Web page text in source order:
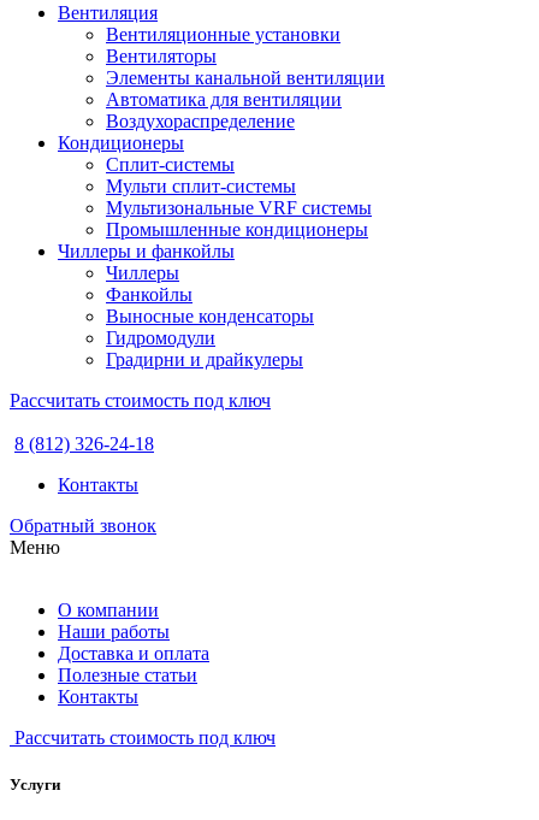
Вентиляция
Вентиляционные установки
Вентиляторы
Элементы канальной вентиляции
Автоматика для вентиляции
Воздухораспределение
Кондиционеры
Сплит-системы
Мульти сплит-системы
Мультизональные VRF системы
Промышленные кондиционеры
Чиллеры и фанкойлы
Чиллеры
Фанкойлы
Выносные конденсаторы
Гидромодули
Градирни и драйкулеры
Рассчитать стоимость под ключ
8 (812) 326-24-18
Контакты
Обратный звонок
Меню
О компании
Наши работы
Доставка и оплата
Полезные статьи
Контакты
Рассчитать стоимость под ключ
Услуги